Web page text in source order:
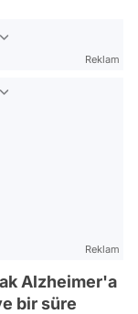
Reklam
Reklam
Alzheimer'a
bir süre